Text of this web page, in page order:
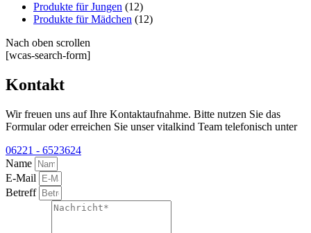
Produkte für Jungen (12)
Produkte für Mädchen (12)
Nach oben scrollen
[wcas-search-form]
Kontakt
Wir freuen uns auf Ihre Kontaktaufnahme. Bitte nutzen Sie das
Formular oder erreichen Sie unser vitalkind Team telefonisch unter
06221 - 6523624
Name
E-Mail
Betreff